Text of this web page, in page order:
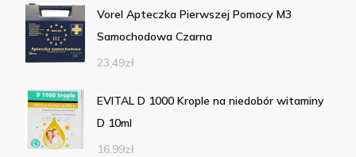
Vorel Apteczka Pierwszej Pomocy M3
Samochodowa Czarna
23,49zł
EVITAL D 1000 Krople na niedobór witaminy
D 10ml
16,99zł